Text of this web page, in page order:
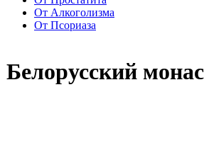
От Алкоголизма
От Псориаза
Белорусский